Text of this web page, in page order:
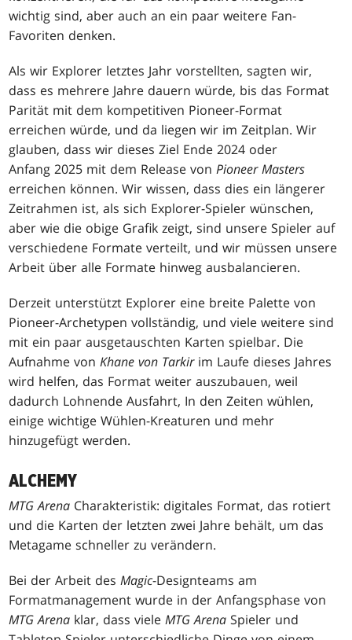
wichtig sind, aber auch an ein paar weitere Fan-
Favoriten denken.
Als wir Explorer letztes Jahr vorstellten, sagten wir,
dass es mehrere Jahre dauern würde, bis das Format
Parität mit dem kompetitiven Pioneer-Format
erreichen würde, und da liegen wir im Zeitplan. Wir
glauben, dass wir dieses Ziel Ende 2024 oder
Anfang 2025 mit dem Release vonPioneer Masters
erreichen können. Wir wissen, dass dies ein längerer
Zeitrahmen ist, als sich Explorer-Spieler wünschen,
aber wie die obige Grafik zeigt, sind unsere Spieler auf
verschiedene Formate verteilt, und wir müssen unsere
Arbeit über alle Formate hinweg ausbalancieren.
Derzeit unterstützt Explorer eine breite Palette von
Pioneer-Archetypen vollständig, und viele weitere sind
mit ein paar ausgetauschten Karten spielbar. Die
Aufnahme vonKhane von Tarkirim Laufe dieses Jahres
wird helfen, das Format weiter auszubauen, weil
dadurch Lohnende Ausfahrt, In den Zeiten wühlen,
einige wichtige Wühlen-Kreaturen und mehr
hinzugefügt werden.
ALCHEMY
MTG Arena Charakteristik: digitales Format, das rotiert
und die Karten der letzten zwei Jahre behält, um das
Metagame schneller zu verändern.
Bei der Arbeit desMagic-Designteams am
Formatmanagement wurde in der Anfangsphase von
MTG Arena klar, dass vieleMTG Arena Spieler und